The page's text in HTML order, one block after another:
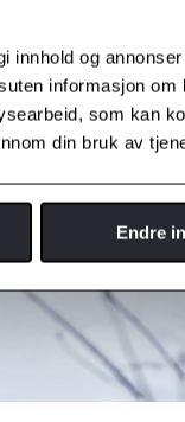
innhold og
informasjon
som kan
din bruk av
Endre